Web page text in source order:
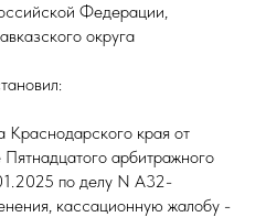
Федерации,
округа
края от
арбитражного
по делу N А32-
кассационную жалобу -